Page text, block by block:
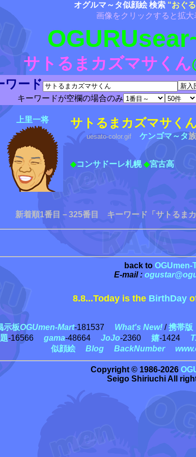
オグルマ～タ似顔絵 検索 “おぐ
画像をクリックすると拡大
サトるまカズマサくん
ワード
キーワードが空欄の場合のみ
上里一将 サトるまカズマサく
uesato-color.gif ケンゴマ～タ族
◆コンサドーレ札幌 ◆宮古高
新着順1番目－325番目 キーワード「サトるま
back to OGUmen-
E-mail :
8.8...Today is the BirthDay
示板OGUmen-Mart-181537 What's New!/携帯版
-16566 gama-48664 JoJo-2360 嬉-1424
似顔絵
Blog BackNumber
Copyright © 1986-2026
Seigo Shiriuchi All